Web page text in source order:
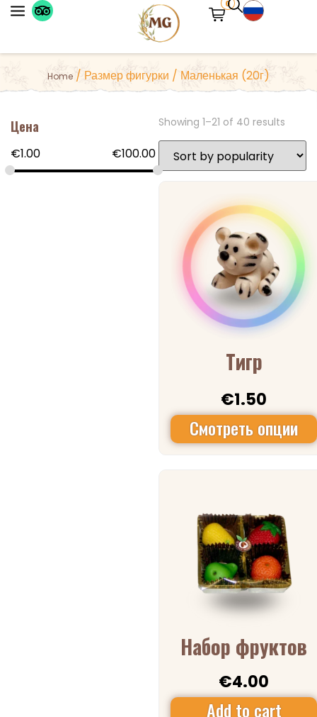
0
Пожалуйста, попробуйте добавить больше
символов в результаты поиска или другое
Home / Размер фигурки / Маленькая (20г)
Цена
€1.00 €100.00
Showing 1–21 of 40 results
Тигр
€1.50
Смотреть опции
Набор фруктов
€4.00
Add to cart